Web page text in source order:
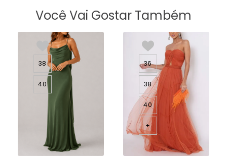
Você Vai Gostar Também
38
40
36
38
40
+